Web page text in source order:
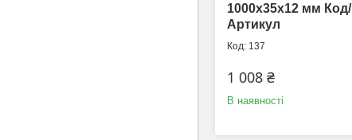
1000х35х12 мм Код/
Артикул
137
1 008 ₴
В наявності